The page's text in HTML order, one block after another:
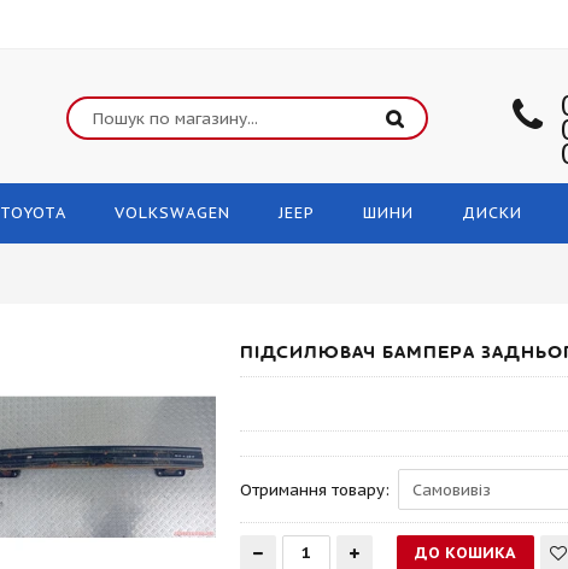
TOYOTA VOLKSWAGEN JEEP ШИНИ ДИСКИ
ПІДСИЛЮВАЧ БАМПЕРА
Отримання товару: